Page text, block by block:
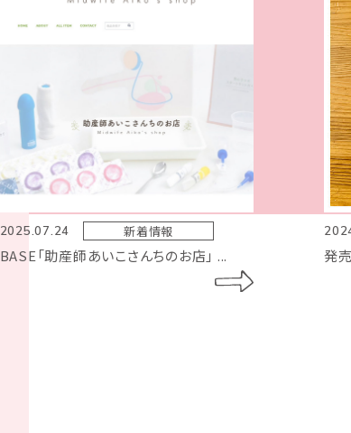
2025.07.24 新着情報
BASE「助産師あいこさんちのお店」 ... 発